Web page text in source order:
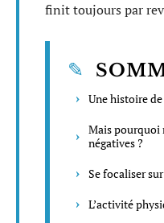
finit toujours par
Une histoire
Mais pourquoi
négatives ?
Se focaliser
L’activité